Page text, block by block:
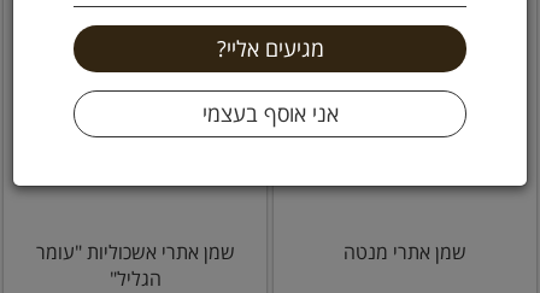
שמן אתרי מנטה
שמן אתרי אשכוליות "עומר
הגליל"